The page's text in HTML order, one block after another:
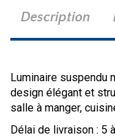
Description
Luminaire suspendu
design élégant et
salle à manger,
Délai de livraison : 5